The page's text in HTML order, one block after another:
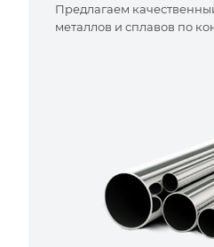
Предлагаем
металлов и сплавов по